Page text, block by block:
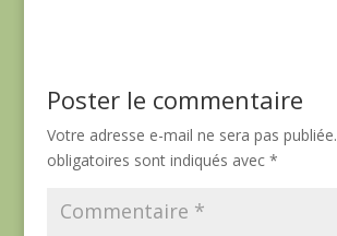
Poster le commentaire
Votre adresse e-mail ne sera pas publiée.
obligatoires sont indiqués avec *